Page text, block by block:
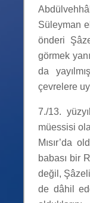
Süleyman
önderi
görmek
da
çevrelere
7./13.
müessisi
Mısır’da
babası bir
değil,
de dâhil